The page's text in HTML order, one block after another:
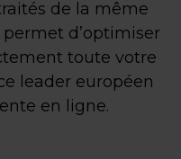
de la même
d’optimiser
toute votre
leader européen
en ligne.